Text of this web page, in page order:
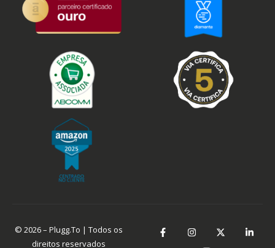
© 2026 – Plugg.To | Todos os
direitos reservados